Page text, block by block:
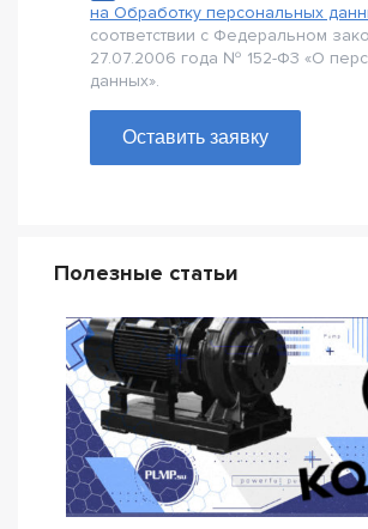
на Обработку персональных
соответствии с Федеральном
27.07.2006 года № 152-Ф3 «О
данных».
Оставить заявку
Полезные статьи